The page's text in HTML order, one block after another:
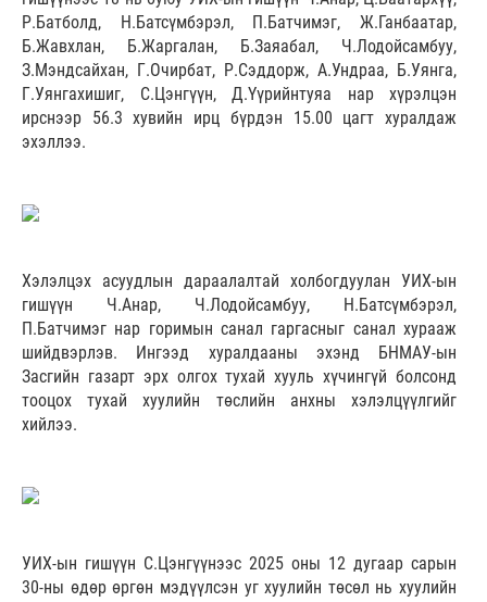
Р.Батболд, Н.Батсүмбэрэл, П.Батчимэг, Ж.Ганбаатар,
Б.Жавхлан, Б.Жаргалан, Б.Заяабал, Ч.Лодойсамбуу,
З.Мэндсайхан, Г.Очирбат, Р.Сэддорж, А.Ундраа, Б.Уянга,
Г.Уянгахишиг, С.Цэнгүүн, Д.Үүрийнтуяа нар хүрэлцэн
ирснээр 56.3 хувийн ирц бүрдэн 15.00 цагт хуралдаж
эхэллээ.
Хэлэлцэх асуудлын дараалалтай холбогдуулан УИХ-ын
гишүүн Ч.Анар, Ч.Лодойсамбуу, Н.Батсүмбэрэл,
П.Батчимэг нар горимын санал гаргасныг санал хурааж
шийдвэрлэв. Ингээд хуралдааны эхэнд БНМАУ-ын
Засгийн газарт эрх олгох тухай хууль хүчингүй болсонд
тооцох тухай хуулийн төслийн анхны хэлэлцүүлгийг
хийлээ.
УИХ-ын гишүүн С.Цэнгүүнээс 2025 оны 12 дугаар сарын
30-ны өдөр өргөн мэдүүлсэн уг хуулийн төсөл нь хуулийн